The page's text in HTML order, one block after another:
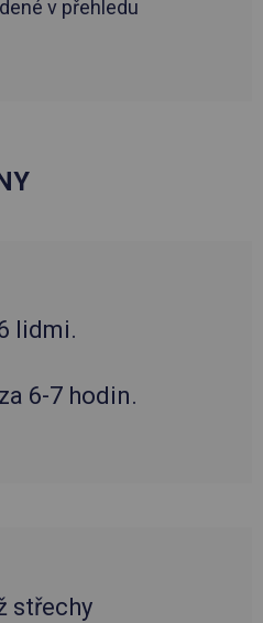
v přehledu
lidmi.
6-7 hodin.
střechy